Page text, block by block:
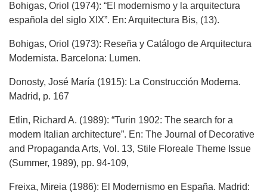
Bohigas, Oriol (1974): “El modernismo y la arquitectura
española del siglo XIX”. En: Arquitectura Bis, (13).
Bohigas, Oriol (1973): Reseña y Catálogo de Arquitectura
Modernista. Barcelona: Lumen.
Donosty, José María (1915): La Construcción Moderna.
Madrid, p. 167
Etlin, Richard A. (1989): “Turin 1902: The search for a
modern Italian architecture”. En: The Journal of Decorative
and Propaganda Arts, Vol. 13, Stile Floreale Theme Issue
(Summer, 1989), pp. 94-109,
Freixa, Mireia (1986): El Modernismo en España. Madrid: